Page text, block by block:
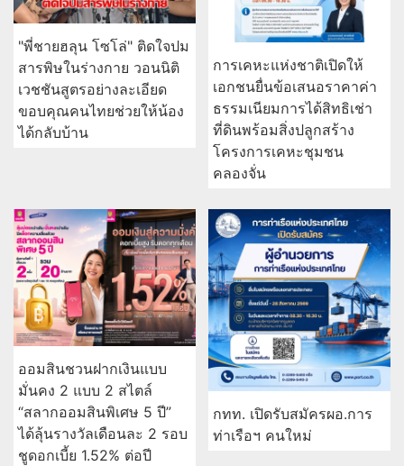
"พี่ชายฮลุน โซโล่" ติดใจปม
สารพิษในร่างกาย วอนนิติ
เวชชันสูตรอย่างละเอียด
ขอบคุณคนไทยช่วยให้น้อง
ได้กลับบ้าน
การเคหะแห่งชาติเปิดให้
เอกชนยื่นข้อเสนอราคาค่า
ธรรมเนียมการได้สิทธิเช่า
ที่ดินพร้อมสิ่งปลูกสร้าง
โครงการเคหะชุมชน
คลองจั่น
ออมสินชวนฝากเงินแบบ
มั่นคง 2 แบบ 2 สไตล์
“สลากออมสินพิเศษ 5 ปี”
ได้ลุ้นรางวัลเดือนละ 2 รอบ
ชูดอกเบี้ย 1.52% ต่อปี
กทท. เปิดรับสมัครผอ.การ
ท่าเรือฯ คนใหม่